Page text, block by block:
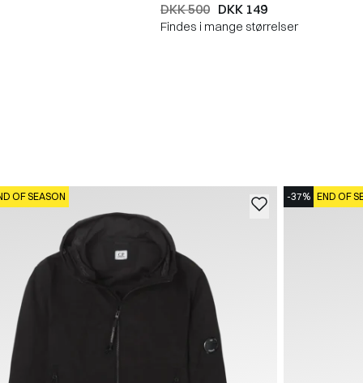
DKK 500 DKK 149
Findes i mange størrelser
OF SEASON -37% END OF